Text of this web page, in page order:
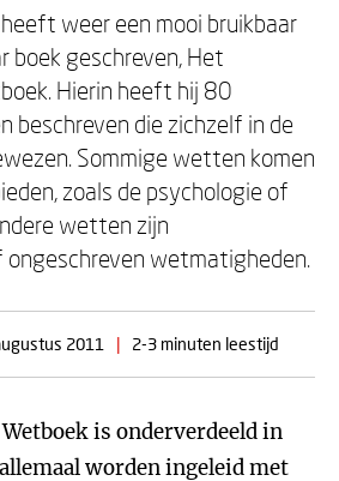
weer een mooi bruikbaar
boek geschreven, Het
Hierin heeft hij 80
beschreven die zichzelf in de
Sommige wetten komen
zoals de psychologie of
wetten zijn
ongeschreven wetmatigheden.
2011 | 2-3 minuten leestijd
is onderverdeeld in
worden ingeleid met